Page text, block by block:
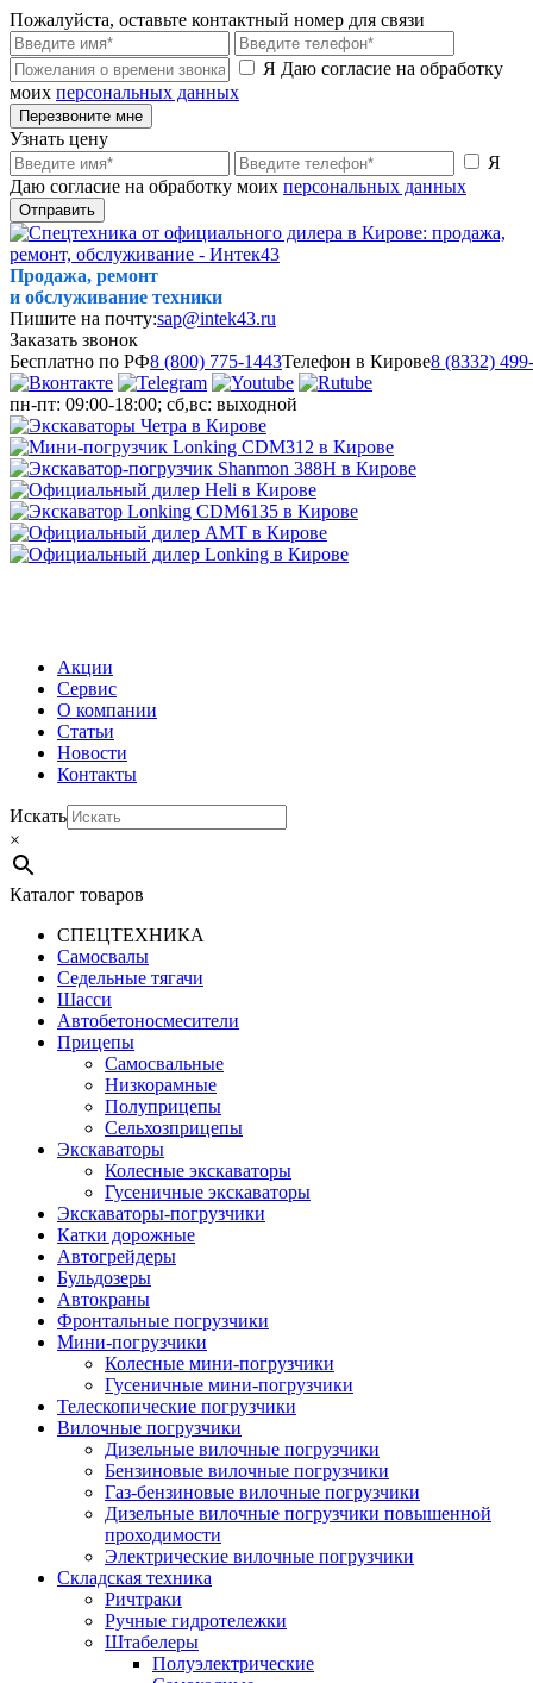
Пожалуйста, оставьте контактный номер для связи
Я Даю согласие на обработку
моих персональных данных
Перезвоните мне
Узнать цену
Я
Даю согласие на обработку моих персональных данных
Отправить
Продажа, ремонт
и обслуживание техники
Пишите на почту:sap@intek43.ru
Заказать звонок
Бесплатно по РФ8 (800) 775-1443Телефон в Кирове8 (8332)
пн-пт: 09:00-18:00; сб,вс: выходной
Акции
Сервис
О компании
Статьи
Новости
Контакты
Искать
×
Каталог товаров
СПЕЦТЕХНИКА
Самосвалы
Седельные тягачи
Шасси
Автобетоно­смесители
Прицепы
Самосвальные
Низкорамные
Полуприцепы
Сельхозприцепы
Экскаваторы
Колесные экскаваторы
Гусеничные экскаваторы
Экскаваторы-погрузчики
Катки дорожные
Автогрейдеры
Бульдозеры
Автокраны
Фронтальные погрузчики
Мини-погрузчики
Колесные мини-погрузчики
Гусеничные мини-погрузчики
Телескопические погрузчики
Вилочные погрузчики
Дизельные вилочные погрузчики
Бензиновые вилочные погрузчики
Газ-бензиновые вилочные погрузчики
Дизельные вилочные погрузчики повышенной
проходимости
Электрические вилочные погрузчики
Складская техника
Ричтраки
Ручные гидротележки
Штабелеры
Полуэлектрические